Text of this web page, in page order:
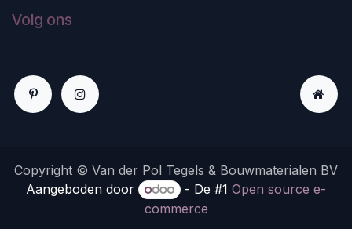
Volg ons
Copyright © Van der Pol Tegels & Bouwmaterialen BV
Aangeboden door
- De #1Open source e-
commerce